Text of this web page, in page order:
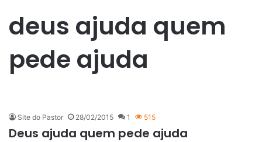
deus ajuda quem
pede ajuda
Site do Pastor 28/02/2015 1 515
Deus ajuda quem pede ajuda